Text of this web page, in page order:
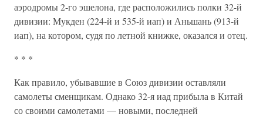
аэродромы 2-го эшелона, где расположились полки 32-й
дивизии: Мукден (224-й и 535-й иап) и Аньшань (913-й
иап), на котором, судя по летной книжке, оказался и отец.
* * *
Как правило, убывавшие в Союз дивизии оставляли
самолеты сменщикам. Однако 32-я иад прибыла в Китай
со своими самолетами — новыми, последней